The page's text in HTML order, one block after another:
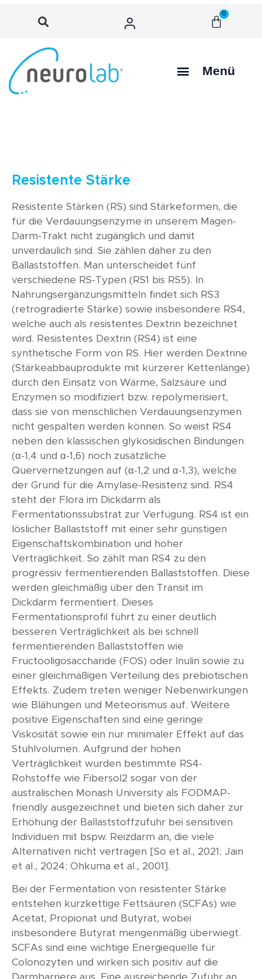
0
Menü
Resistente Stärke
Resistente Stärken (RS) sind Stärkeformen, die
für die Verdauungsenzyme in unserem Magen-
Darm-Trakt nicht zugänglich und damit
unverdaulich sind. Sie zählen daher zu den
Ballaststoffen. Man unterscheidet fünf
verschiedene RS-Typen (RS1 bis RS5). In
Nahrungsergänzungsmitteln findet sich RS3
(retrogradierte Stärke) sowie insbesondere RS4,
welche auch als resistentes Dextrin bezeichnet
wird. Resistentes Dextrin (RS4) ist eine
synthetische Form von RS. Hier werden Dextrine
(Stärkeabbauprodukte mit kürzerer Kettenlänge)
durch den Einsatz von Wärme, Salzsäure und
Enzymen so modifiziert bzw. repolymerisiert,
dass sie von menschlichen Verdauungsenzymen
nicht gespalten werden können. So weist RS4
neben den klassischen glykosidischen Bindungen
(α-1,4 und α-1,6) noch zusätzliche
Quervernetzungen auf (α-1,2 und α-1,3), welche
der Grund für die Amylase-Resistenz sind. RS4
steht der Flora im Dickdarm als
Fermentationssubstrat zur Verfügung. RS4 ist ein
löslicher Ballaststoff mit einer sehr günstigen
Eigenschaftskombination und hoher
Verträglichkeit. So zählt man RS4 zu den
progressiv fermentierenden Ballaststoffen. Diese
werden gleichmäßig über den Transit im
Dickdarm fermentiert. Dieses
Fermentationsprofil führt zu einer deutlich
besseren Verträglichkeit als bei schnell
fermentierenden Ballaststoffen wie
Fructooligosaccharide (FOS) oder Inulin sowie zu
einer gleichmäßigen Verteilung des prebiotischen
Effekts. Zudem treten weniger Nebenwirkungen
wie Blähungen und Meteorismus auf. Weitere
positive Eigenschaften sind eine geringe
Viskosität sowie ein nur minimaler Effekt auf das
Stuhlvolumen. Aufgrund der hohen
Verträglichkeit wurden bestimmte RS4-
Rohstoffe wie Fibersol2 sogar von der
australischen Monash University als FODMAP-
friendly ausgezeichnet und bieten sich daher zur
Erhöhung der Ballaststoffzufuhr bei sensitiven
Individuen mit bspw. Reizdarm an, die viele
Alternativen nicht vertragen [So et al., 2021; Jain
et al., 2024; Ohkuma et al., 2001].
Bei der Fermentation von resistenter Stärke
entstehen kurzkettige Fettsäuren (SCFAs) wie
Acetat, Propionat und Butyrat, wobei
insbesondere Butyrat mengenmäßig überwiegt.
SCFAs sind eine wichtige Energiequelle für
Colonozyten und wirken sich positiv auf die
Darmbarriere aus. Eine ausreichende Zufuhr an